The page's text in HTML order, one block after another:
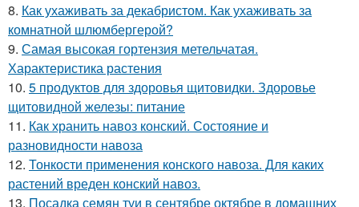
8. Как ухаживать за декабристом. Как ухаживать за
комнатной шлюмбергерой?
9. Самая высокая гортензия метельчатая.
Характеристика растения
10. 5 продуктов для здоровья щитовидки. Здоровье
щитовидной железы: питание
11. Как хранить навоз конский. Состояние и
разновидности навоза
12. Тонкости применения конского навоза. Для каких
растений вреден конский навоз.
13. Посадка семян туи в сентябре октябре в домашних